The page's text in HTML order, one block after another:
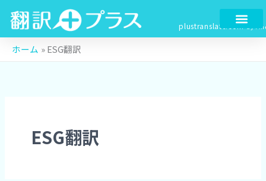
を
plustranslate.comby
ホーム »ESG翻訳
ESG翻訳
索